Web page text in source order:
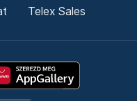
Telex Sales